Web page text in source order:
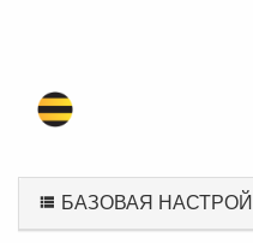
БАЗОВАЯ